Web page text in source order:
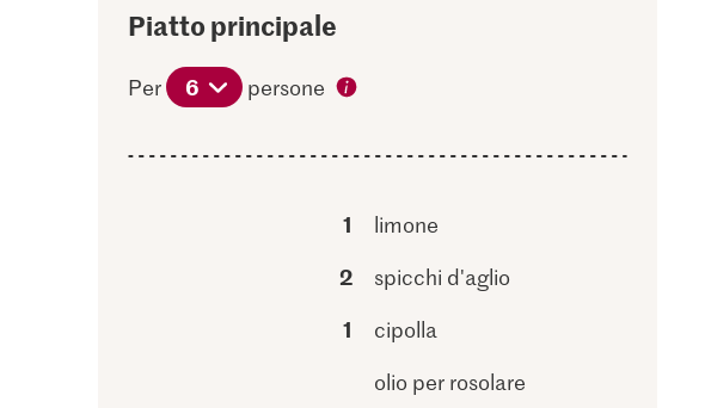
Piatto principale
Per 6 persone
1 limone
2 spicchi d'aglio
1
cipolla
olio per rosolare